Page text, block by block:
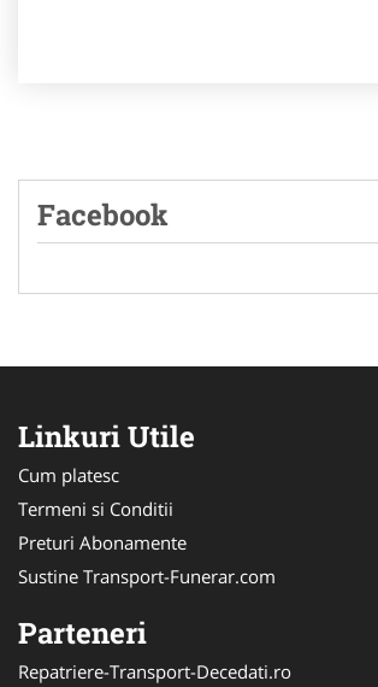
Facebook
Linkuri Utile
Cum platesc
Termeni si Conditii
Preturi Abonamente
Sustine Transport-Funerar.com
Parteneri
Repatriere-Transport-Decedati.ro